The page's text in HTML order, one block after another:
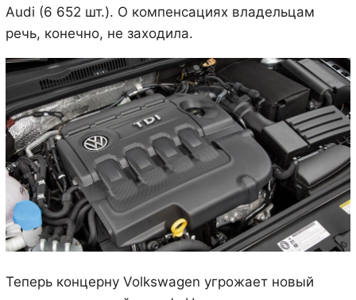
Audi (6 652 шт.). О компенсациях владельцам
речь, конечно, не заходила.
Теперь концерну Volkswagen угрожает новый